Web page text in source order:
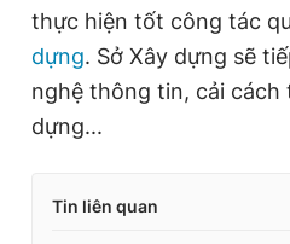
thực hiện tốt công tác
dựng. Sở Xây dựng sẽ
nghệ thông tin, cải cách
dựng...
Tin liên quan